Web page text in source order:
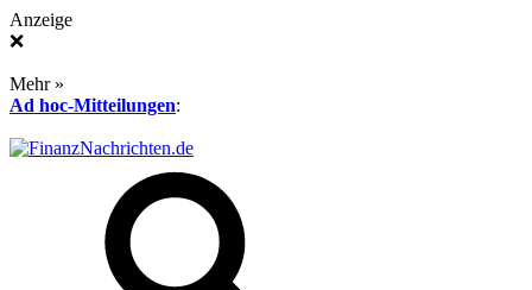
Anzeige
❌
Mehr »
Ad hoc-Mitteilungen: